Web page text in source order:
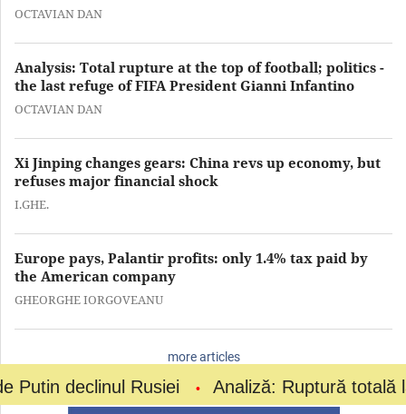
Rusiei Analiză: Ruptură totală la vârful
OCTAVIAN DAN
Analysis: Total rupture at the top of football; politics -
the last refuge of FIFA President Gianni Infantino
OCTAVIAN DAN
Xi Jinping changes gears: China revs up economy, but
refuses major financial shock
I.GHE.
Europe pays, Palantir profits: only 1.4% tax paid by
the American company
GHEORGHE IORGOVEANU
more articles